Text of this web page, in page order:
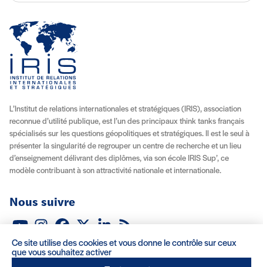
L’Institut de relations internationales et stratégiques (IRIS), association
reconnue d’utilité publique, est l’un des principaux think tanks français
spécialisés sur les questions géopolitiques et stratégiques. Il est le seul à
présenter la singularité de regrouper un centre de recherche et un lieu
d’enseignement délivrant des diplômes, via son école IRIS Sup’, ce
modèle contribuant à son attractivité nationale et internationale.
Nous suivre
À propos
Recrutement Locations Contact
Ce site utilise des cookies et vous donne le contrôle sur ceux
que vous souhaitez activer